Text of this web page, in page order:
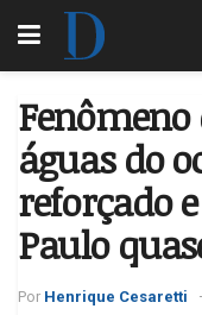
Fenômeno
águas do
reforçado
Paulo
Por Henrique Cesaretti